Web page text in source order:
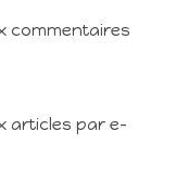
commentaires
articles par e-